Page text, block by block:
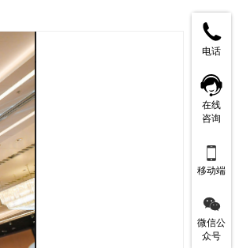
电话
在线
咨询

移动端

微信公
众号